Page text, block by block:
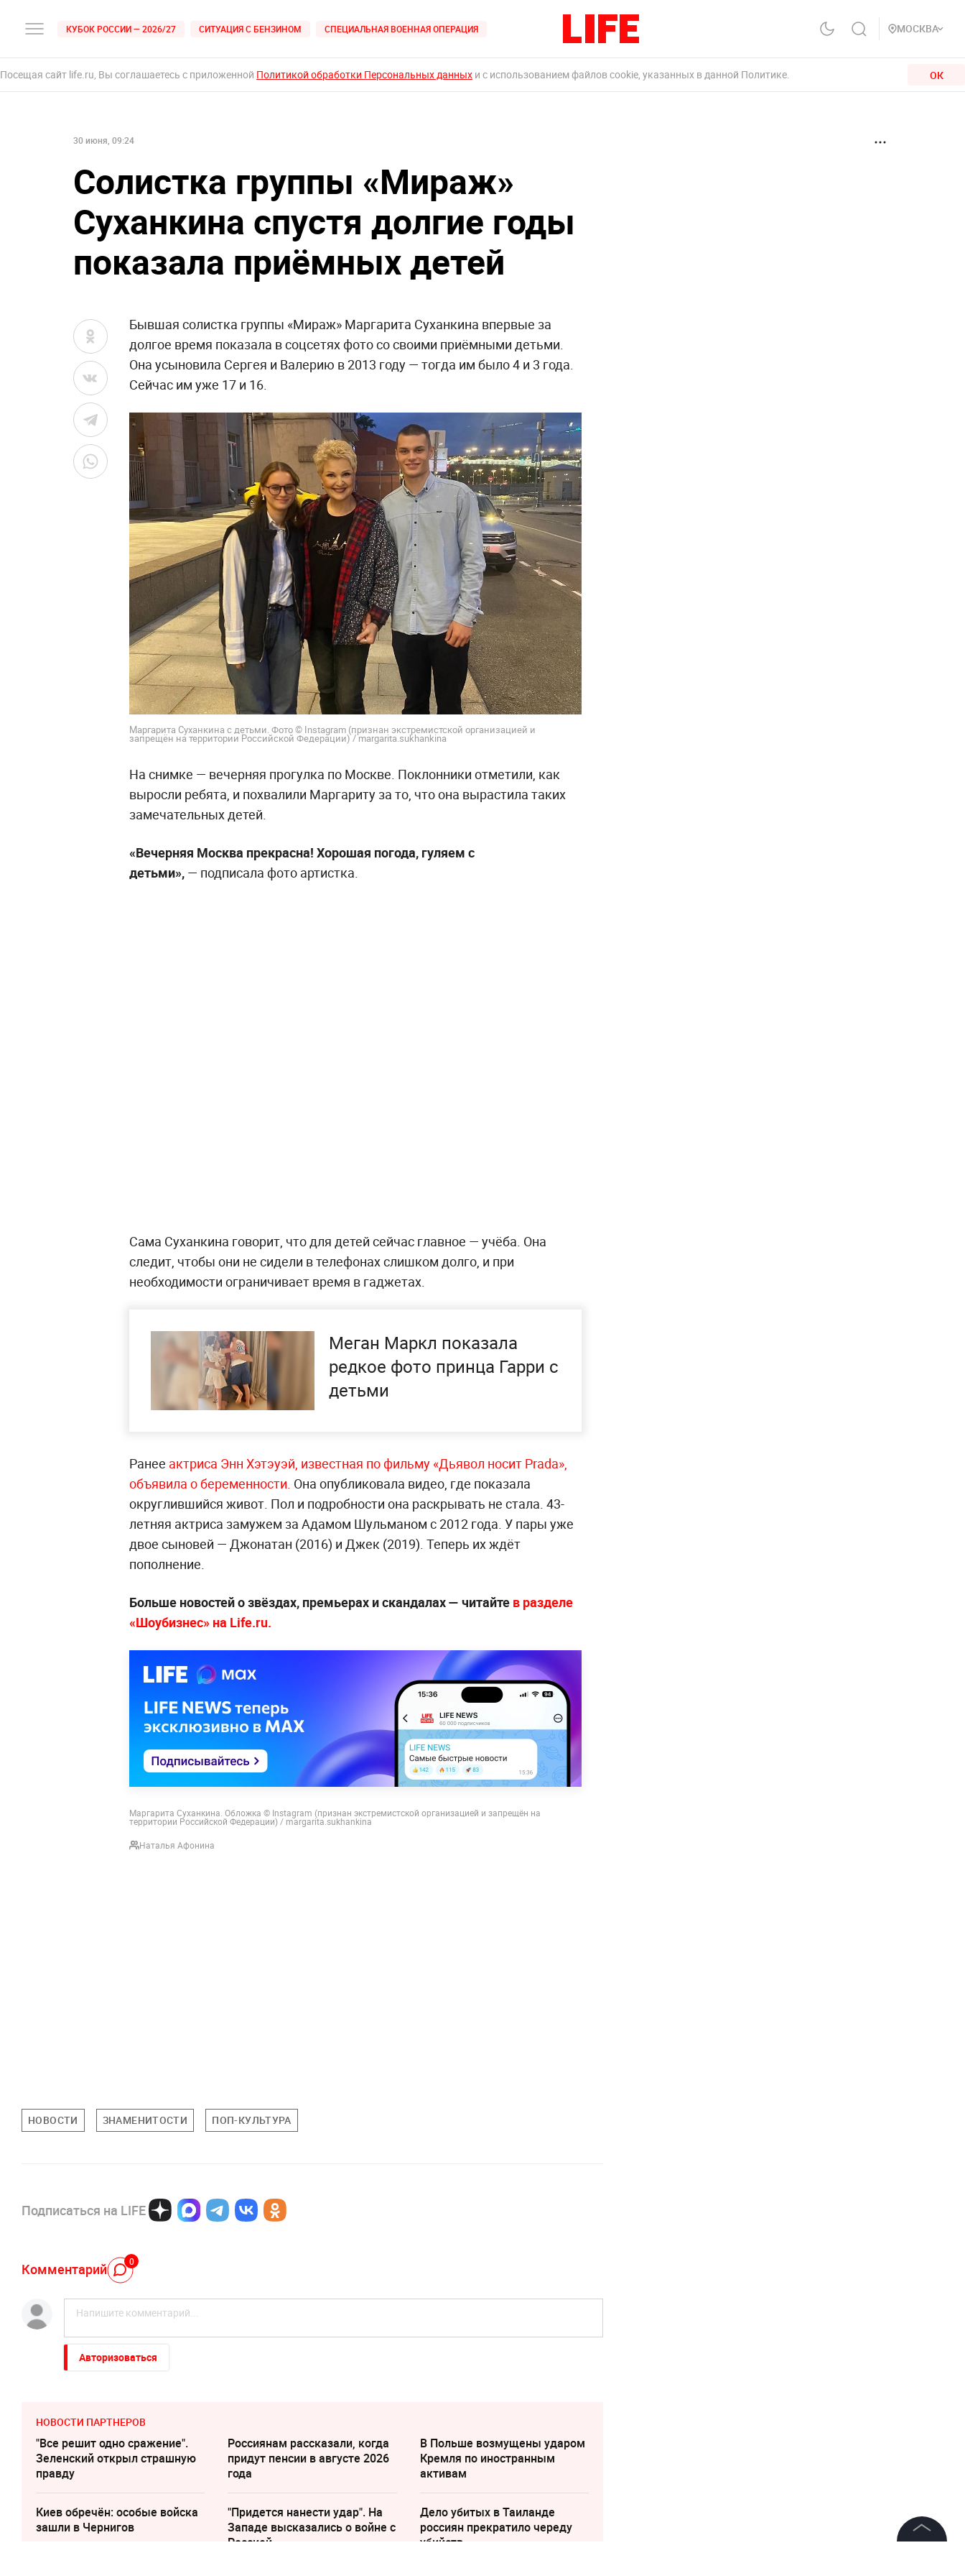
КУБОК РОССИИ — 2026/27 СИТУАЦИЯ С БЕНЗИНОМ СПЕЦИАЛЬНАЯ ВОЕННАЯ ОПЕРАЦИЯ МОСКВА
Посещая сайт life.ru, Вы соглашаетесь с приложенной Политикой обработки Персональных данных и с использованием файлов cookie, указанных в данной Политике. ОК
30 июня, 09:24
Солистка группы «Мираж»
Суханкина спустя долгие годы
показала приёмных детей
Бывшая солистка группы «Мираж» Маргарита Суханкина впервые за
долгое время показала в соцсетях фото со своими приёмными детьми.
Она усыновила Сергея и Валерию в 2013 году — тогда им было 4 и 3 года.
Сейчас им уже 17 и 16.
Маргарита Суханкина с детьми. Фото © Instagram (признан экстремистской организацией и
запрещён на территории Российской Федерации) / margarita.sukhankina
На снимке — вечерняя прогулка по Москве. Поклонники отметили, как
выросли ребята, и похвалили Маргариту за то, что она вырастила таких
замечательных детей.
«Вечерняя Москва прекрасна! Хорошая погода, гуляем с
детьми», — подписала фото артистка.
Сама Суханкина говорит, что для детей сейчас главное — учёба. Она
следит, чтобы они не сидели в телефонах слишком долго, и при
необходимости ограничивает время в гаджетах.
Меган Маркл показала
редкое фото принца Гарри с
детьми
Ранее актриса Энн Хэтэуэй, известная по фильму «Дьявол носит Prada»,
объявила о беременности. Она опубликовала видео, где показала
округлившийся живот. Пол и подробности она раскрывать не стала. 43-
летняя актриса замужем за Адамом Шульманом с 2012 года. У пары уже
двое сыновей — Джонатан (2016) и Джек (2019). Теперь их ждёт
пополнение.
Больше новостей о звёздах, премьерах и скандалах — читайте в разделе
«Шоубизнес» на Life.ru.
Маргарита Суханкина. Обложка © Instagram (признан экстремистской организацией и запрещён на
территории Российской Федерации) / margarita.sukhankina
Наталья Афонина
НОВОСТИ ЗНАМЕНИТОСТИ ПОП-КУЛЬТУРА
Подписаться на LIFE
Комментарий 0
Авторизоваться
НОВОСТИ ПАРТНЕРОВ
"Все решит одно сражение".
Зеленский открыл страшную
правду
Россиянам рассказали, когда
придут пенсии в августе 2026
года
В Польше возмущены ударом
Кремля по иностранным
активам
Киев обречён: особые войска
зашли в Чернигов
"Придется нанести удар". На
Западе высказались о войне с
Россией
Дело убитых в Таиланде
россиян прекратило череду
убийств